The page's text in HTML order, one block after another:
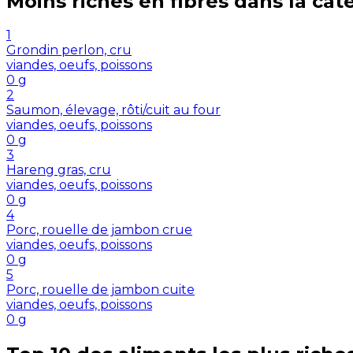
1
Grondin perlon, cru
viandes, oeufs, poissons
0 g
2
Saumon, élevage, rôti/cuit au four
viandes, oeufs, poissons
0 g
3
Hareng gras, cru
viandes, oeufs, poissons
0 g
4
Porc, rouelle de jambon crue
viandes, oeufs, poissons
0 g
5
Porc, rouelle de jambon cuite
viandes, oeufs, poissons
0 g